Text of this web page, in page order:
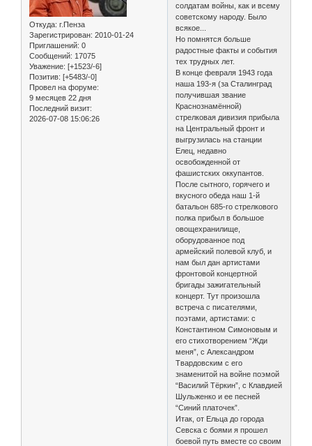
Откуда: г.Пенза
Зарегистрирован: 2010-01-24
Приглашений: 0
Сообщений: 17075
Уважение: [+1523/-6]
Позитив: [+5483/-0]
Провел на форуме:
9 месяцев 22 дня
Последний визит:
2026-07-08 15:06:26
солдатам войны, как и всему
советскому народу. Было
всякое...
Но помнятся больше
радостные факты и события
тех трудных лет.
В конце февраля 1943 года
наша 193-я (за Сталинград
получившая звание
Краснознамённой)
стрелковая дивизия прибыла
на Центральный фронт и
выгрузилась на станции
Елец, недавно
освобожденной от
фашистских оккупантов.
После сытного, горячего и
вкусного обеда наш 1-й
батальон 685-го стрелкового
полка прибыл в большое
овощехранилище,
оборудованное под
армейский полевой клуб, и
нам был дан артистами
фронтовой концертной
бригады зажигательный
концерт. Тут произошла
встреча с писателями,
поэтами, артистами: с
Константином Симоновым и
его стихотворением “Жди
меня”, с Александром
Твардовским с его
знаменитой на войне поэмой
“Василий Тёркин”, с Клавдией
Шульженко и ее песней
“Синий платочек”.
Итак, от Ельца до города
Севска с боями я прошел
боевой путь вместе со своим